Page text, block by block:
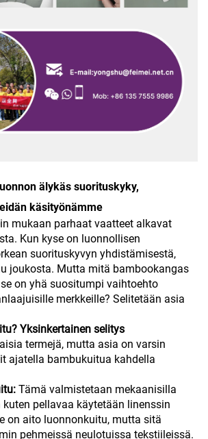
älykäs suorituskyky,
käsityönämme
mukaan parhaat vaatteet alkavat
Kun kyse on luonnollisen
suorituskyvyn yhdistämisestä,
joukosta. Mutta mitä bamboo­kangas
on yhä suositumpi vaihtoehto
merkkeille? Selitetään asia
Yksinkertainen selitys
termejä, mutta asia on varsin
ajatella bambukuitua kahdella
Tämä valmistetaan mekaanisilla
kuten pellavaa käytetään linenssin
on aito luonnonkuitu, mutta sitä
pehmeissä neulotuissa tekstiileissä.